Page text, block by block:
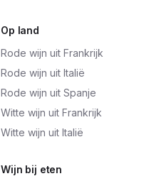
Op land
Rode wijn uit Frankrijk
Rode wijn uit Italië
Rode wijn uit Spanje
Witte wijn uit Frankrijk
Witte wijn uit Italië
Wijn bij eten